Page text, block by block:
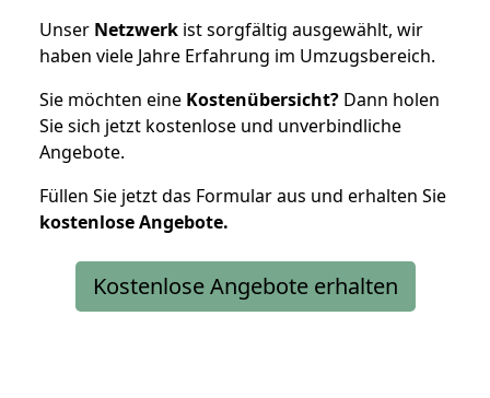
Unser Netzwerk ist sorgfältig ausgewählt, wir
haben viele Jahre Erfahrung im Umzugsbereich.
Sie möchten eine Kostenübersicht? Dann holen
Sie sich jetzt kostenlose und unverbindliche
Angebote.
Füllen Sie jetzt das Formular aus und erhalten Sie
kostenloseAngebote.
Kostenlose Angebote erhalten